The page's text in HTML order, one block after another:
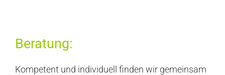
Beratung:
Kompetent und individuell finden wir gemeinsam